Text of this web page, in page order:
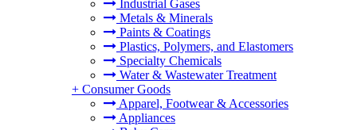
Industrial Gases
Metals & Minerals
Paints & Coatings
Plastics, Polymers, and Elastomers
Specialty Chemicals
Water & Wastewater Treatment
+ Consumer Goods
Apparel, Footwear & Accessories
Appliances